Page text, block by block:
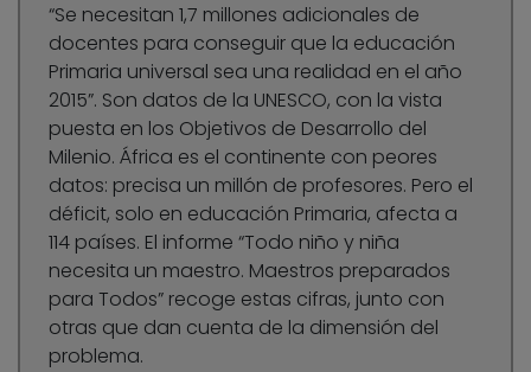
“Se necesitan 1,7 millones adicionales de
docentes para conseguir que la educación
Primaria universal sea una realidad en el año
2015”. Son datos de la UNESCO, con la vista
puesta en los Objetivos de Desarrollo del
Milenio. África es el continente con peores
datos: precisa un millón de profesores. Pero el
déficit, solo en educación Primaria, afecta a
114 países. El informe “Todo niño y niña
necesita un maestro. Maestros preparados
para Todos” recoge estas cifras, junto con
otras que dan cuenta de la dimensión del
problema.